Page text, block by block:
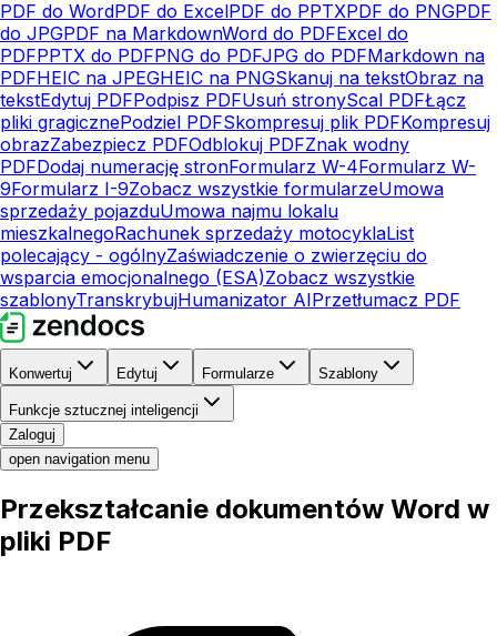
PDF do WordPDF do ExcelPDF do PPTXPDF do PNGPDF
do JPGPDF na MarkdownWord do PDFExcel do
PDFPPTX do PDFPNG do PDFJPG do PDFMarkdown na
PDFHEIC na JPEGHEIC na PNGSkanuj na tekstObraz na
tekstEdytuj PDFPodpisz PDFUsuń stronyScal PDFŁącz
pliki gragicznePodziel PDFSkompresuj plik PDFKompresuj
obrazZabezpiecz PDFOdblokuj PDFZnak wodny
PDFDodaj numerację stronFormularz W-4Formularz W-
9Formularz I-9Zobacz wszystkie formularzeUmowa
sprzedaży pojazduUmowa najmu lokalu
mieszkalnegoRachunek sprzedaży motocyklaList
polecający - ogólnyZaświadczenie o zwierzęciu do
wsparcia emocjonalnego (ESA)Zobacz wszystkie
szablonyTranskrybujHumanizator AIPrzetłumacz PDF
Konwertuj Edytuj Formularze Szablony
Funkcje sztucznej inteligencji
Zaloguj
open navigation menu
Przekształcanie dokumentów Word w
pliki PDF